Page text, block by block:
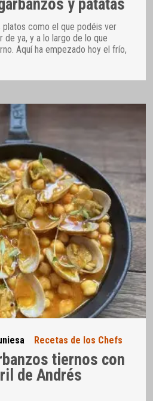
y patatas
platos como el que podéis ver
de ya, y a lo largo de lo que
Aquí ha empezado hoy el frío,
Recetas de los Chefs
tiernos con
de Andrés